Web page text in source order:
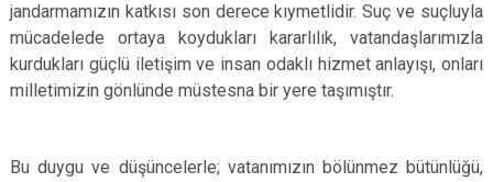
jandarmamızın katkısı son derece kıymetlidir. Suç ve suçluyla
mücadelede ortaya koydukları kararlılık, vatandaşlarımızla
kurdukları güçlü iletişim ve insan odaklı hizmet anlayışı, onları
milletimizin gönlünde müstesna bir yere taşımıştır.
Bu duygu ve düşüncelerle; vatanımızın bölünmez bütünlüğü,